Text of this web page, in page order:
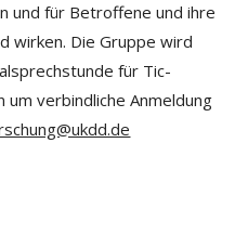
und für Betroffene und ihre
wirken. Die Gruppe wird
für Tic-
verbindliche Anmeldung